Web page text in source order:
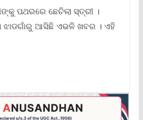
ପଥରରେ ଛେଚିଲା ସ୍ତ୍ରୀ ।
ଝାଡଗାଁରୁ ଆସିଛି ଏଭଳି ଖବର । ଏହି